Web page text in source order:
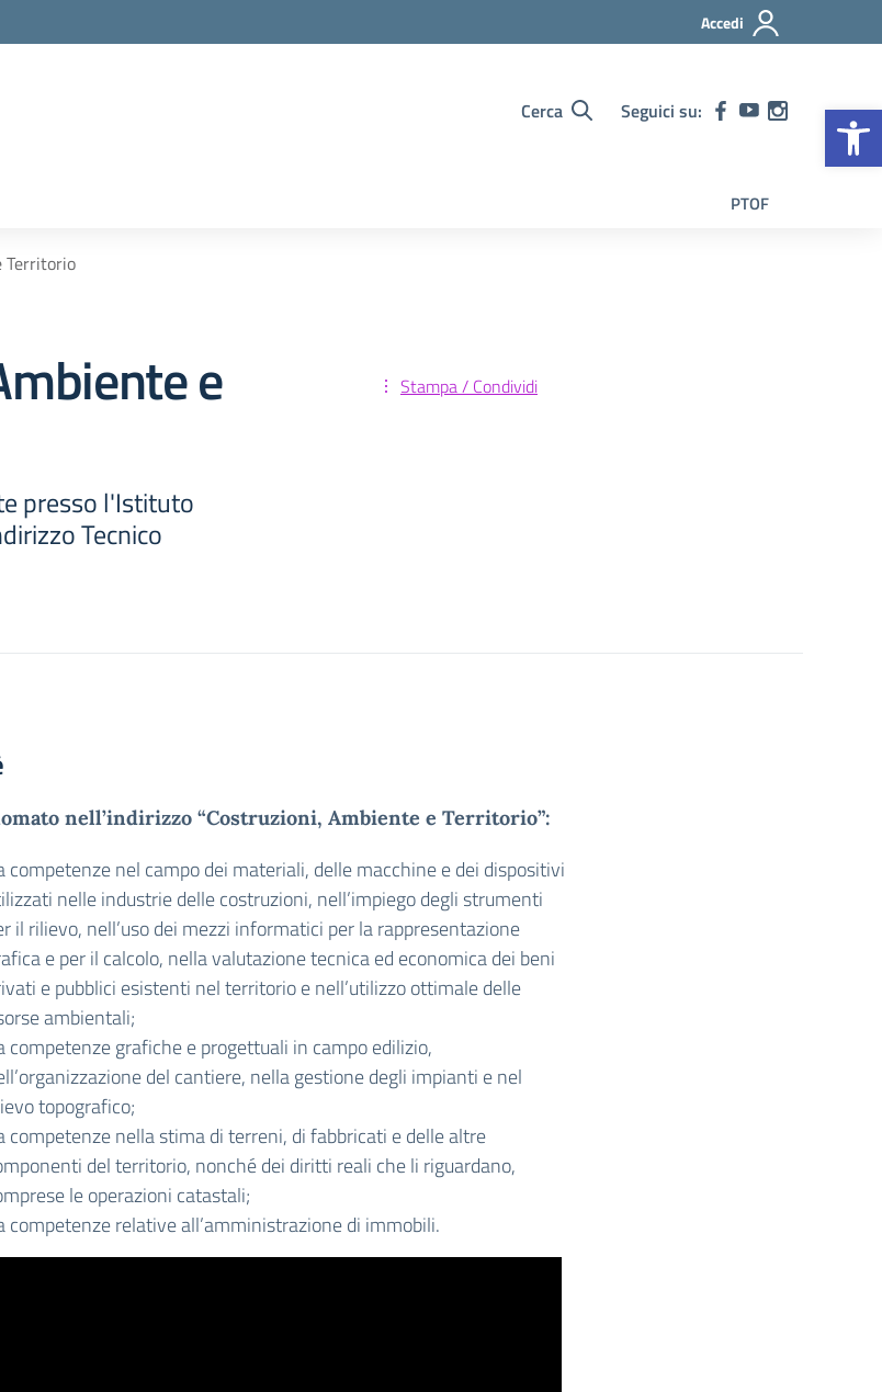
Accedi
Cerca Seguici su:
PTOF
Territorio
e
presso l'Istituto
Tecnico
Stampa / Condividi
nell’indirizzo “Costruzioni, Ambiente e Territorio”:
competenze nel campo dei materiali, delle macchine e dei dispositivi
nelle industrie delle costruzioni, nell’impiego degli strumenti
il rilievo, nell’uso dei mezzi informatici per la rappresentazione
e per il calcolo, nella valutazione tecnica ed economica dei beni
e pubblici esistenti nel territorio e nell’utilizzo ottimale delle
ambientali;
competenze grafiche e progettuali in campo edilizio,
del cantiere, nella gestione degli impianti e nel
topografico;
competenze nella stima di terreni, di fabbricati e delle altre
del territorio, nonché dei diritti reali che li riguardano,
le operazioni catastali;
competenze relative all’amministrazione di immobili.